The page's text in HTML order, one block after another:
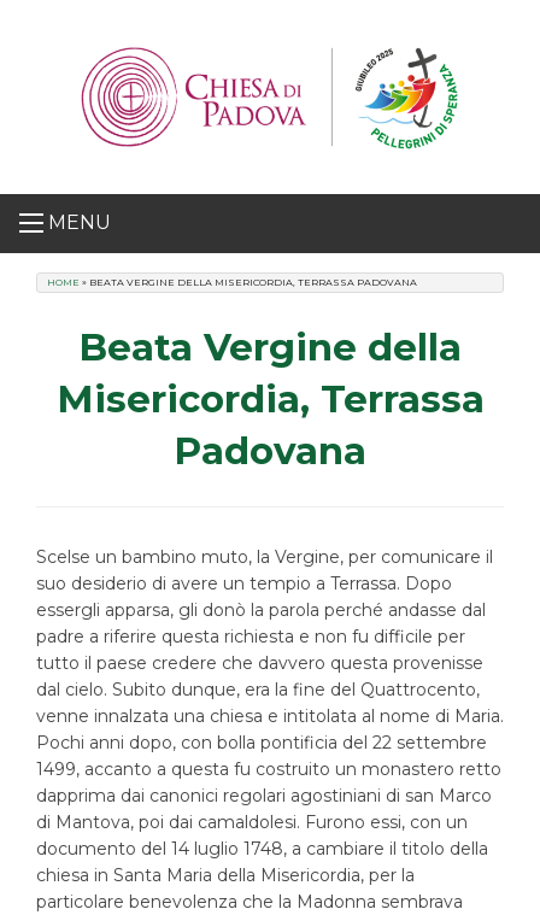
MENU
HOME » BEATA VERGINE DELLA MISERICORDIA, TERRASSA PADOVANA
Beata Vergine della
Misericordia, Terrassa
Padovana
Scelse un bambino muto, la Vergine, per comunicare il
suo desiderio di avere un tempio a Terrassa. Dopo
essergli apparsa, gli donò la parola perché andasse dal
padre a riferire questa richiesta e non fu difficile per
tutto il paese credere che davvero questa provenisse
dal cielo. Subito dunque, era la fine del Quattrocento,
venne innalzata una chiesa e intitolata al nome di Maria.
Pochi anni dopo, con bolla pontificia del 22 settembre
1499, accanto a questa fu costruito un monastero retto
dapprima dai canonici regolari agostiniani di san Marco
di Mantova, poi dai camaldolesi. Furono essi, con un
documento del 14 luglio 1748, a cambiare il titolo della
chiesa in Santa Maria della Misericordia, per la
particolare benevolenza che la Madonna sembrava